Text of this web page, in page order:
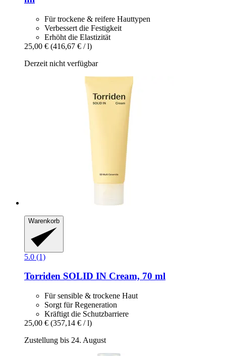
Für trockene & reifere Hauttypen
Verbessert die Festigkeit
Erhöht die Elastizität
25,00 € (416,67 € / l)
Derzeit nicht verfügbar
Warenkorb
5.0 (1)
Torriden SOLID IN Cream, 70 ml
Für sensible & trockene Haut
Sorgt für Regeneration
Kräftigt die Schutzbarriere
25,00 € (357,14 € / l)
Zustellung bis 24. August